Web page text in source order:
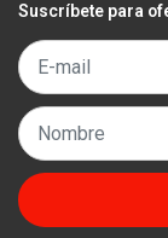
Suscríbete para